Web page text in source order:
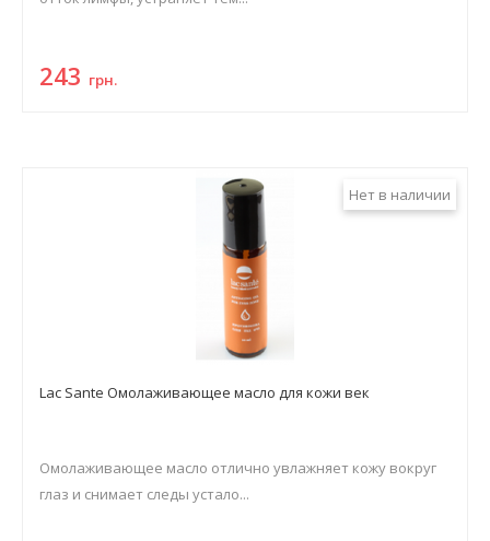
243 грн.
Нет в наличии
Lac Sante Омолаживающее масло для кожи век
Омолаживающее масло отлично увлажняет кожу вокруг
глаз и снимает следы устало...